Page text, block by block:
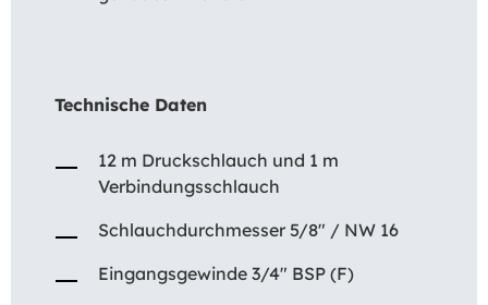
Technische Daten
12 m Druckschlauch und 1 m
Verbindungsschlauch
Schlauchdurchmesser 5/8″ / NW 16
Eingangsgewinde 3/4″ BSP (F)